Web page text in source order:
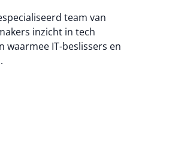
team van
inzicht in tech
waarmee IT-beslissers en